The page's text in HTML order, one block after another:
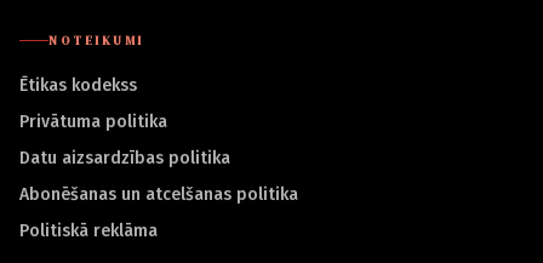
NOTEIKUMI
Ētikas kodekss
Privātuma politika
Datu aizsardzības politika
Abonēšanas un atcelšanas politika
Politiskā reklāma